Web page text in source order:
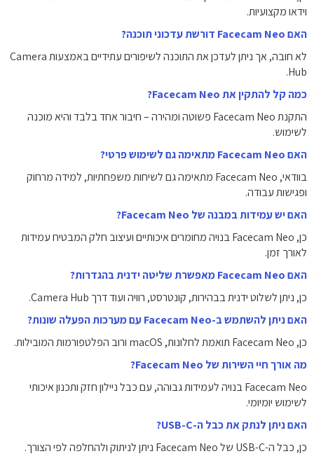
וידאו מקצועיות.
האם Facecam Neo דורשת עדכוני תוכנה?
לא חובה, אך ניתן לעדכן את התוכנה לשיפורים עתידיים באמצעות Camera
Hub.
כמה קל להתקין את Facecam Neo?
התקנת Facecam Neo פשוטה ומהירה – חיבור אחד בלבד והיא מוכנה
לשימוש.
האם Facecam Neo מתאימה גם לשימוש פרטי?
בוודאי, Facecam Neo מתאימה גם לשיחות משפחתיות, למידה מרחוק
ופגישות עבודה.
האם יש עמידות במבנה של Facecam Neo?
כן, Facecam Neo בנויה מחומרים איכותיים ועיצוב חלק המבטיח עמידות
לאורך זמן.
האם Facecam Neo מאפשרת שליטה ידנית בהגדרות?
כן, ניתן לשלוט ידנית בבהירות, קונטרסט, רוויה ועוד דרך Camera Hub.
האם ניתן להשתמש ב-Facecam Neo עם מערכות הפעלה שונות?
כן, Facecam Neo תואמת לחלונות, macOS ורוב הפלטפורמות המובילות.
מה אורך חיי השירות של Facecam Neo?
Facecam Neo בנויה לעמידות גבוהה, עם כבל ניילון חזק ותכנון איכותי
לשימוש יומיומי.
האם ניתן לנתק את כבל ה-USB-C?
כן, כבל ה-USB-C של Facecam Neo ניתן לניתוק ולהחלפה לפי הצורך.